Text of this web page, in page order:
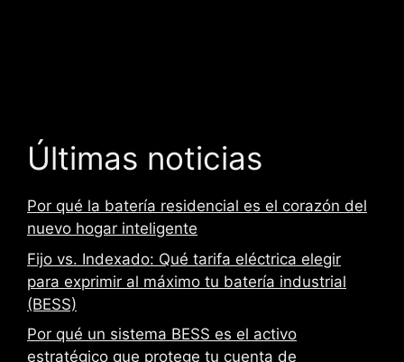
Últimas noticias
Por qué la batería residencial es el corazón del
nuevo hogar inteligente
Fijo vs. Indexado: Qué tarifa eléctrica elegir
para exprimir al máximo tu batería industrial
(BESS)
Por qué un sistema BESS es el activo
estratégico que protege tu cuenta de